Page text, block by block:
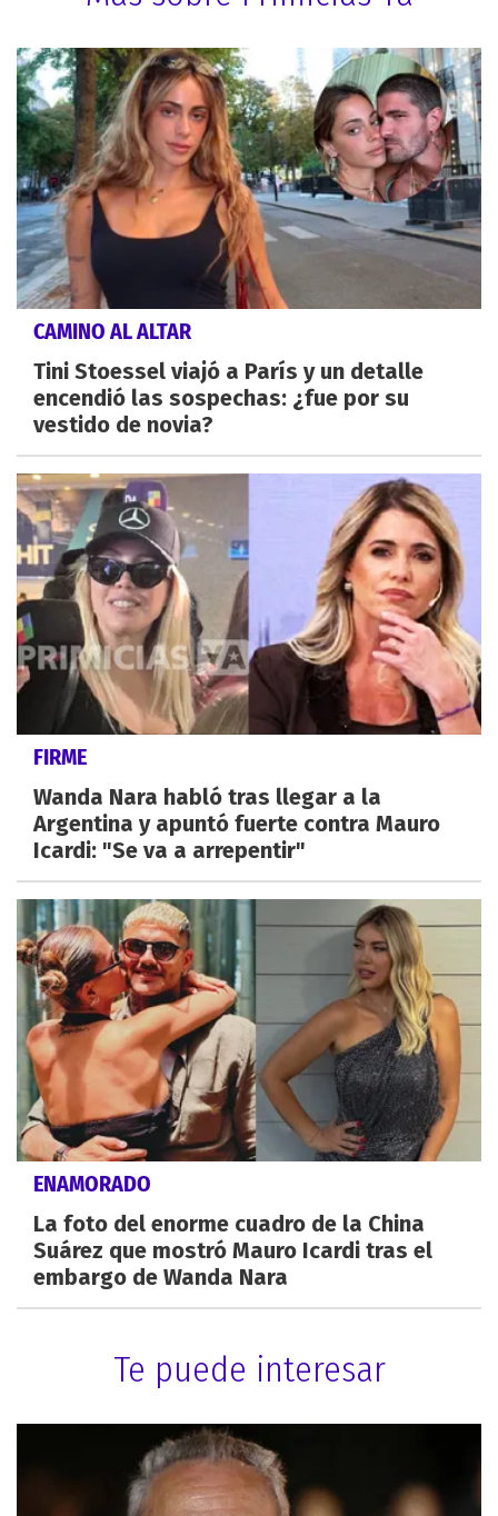
CAMINO AL ALTAR
Tini Stoessel viajó a París y un detalle
encendió las sospechas: ¿fue por su
vestido de novia?
FIRME
Wanda Nara habló tras llegar a la
Argentina y apuntó fuerte contra Mauro
Icardi: "Se va a arrepentir"
ENAMORADO
La foto del enorme cuadro de la China
Suárez que mostró Mauro Icardi tras el
embargo de Wanda Nara
Te puede interesar